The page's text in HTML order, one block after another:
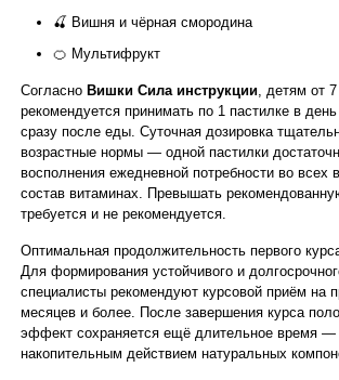
🍒 Вишня и чёрная смородина
🍊 Мультифрукт
Согласно Вишки Сила инструкции , детям от
рекомендуется принимать по 1 пастилке в
сразу после еды. Суточная дозировка
возрастные нормы — одной пастилки
восполнения ежедневной потребности во всех
состав витаминах. Превышать
требуется и не рекомендуется.
Оптимальная продолжительность первого
Для формирования устойчивого и
специалисты рекомендуют курсовой приём на
месяцев и более. После завершения курса
эффект сохраняется ещё длительное время —
накопительным действием натуральных